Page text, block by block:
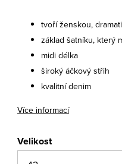
tvoří ženskou,
základ šatníku, který
midi délka
široký áčkový střih
kvalitní denim
Více informací
Velikost